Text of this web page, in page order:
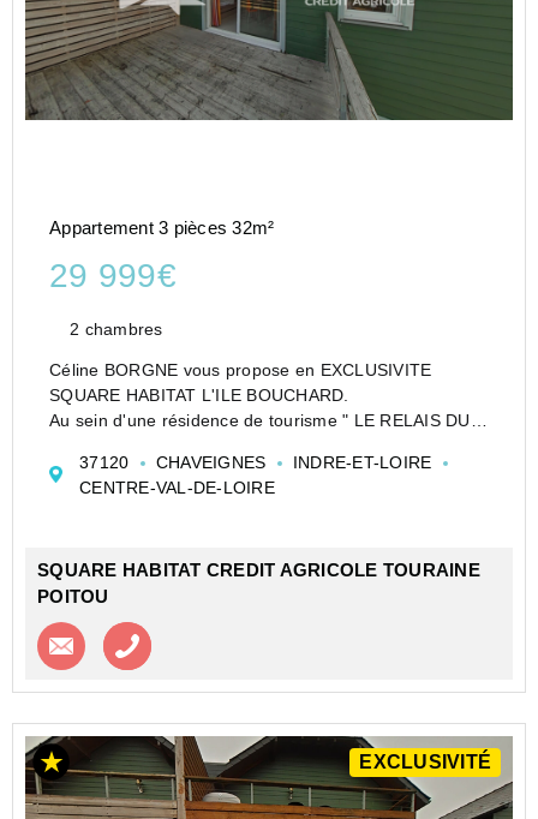
Appartement 3 pièces 32m²
29 999€
2 chambres
Céline BORGNE vous propose en EXCLUSIVITE
SQUARE HABITAT L'ILE BOUCHARD.
Au sein d'une résidence de tourisme " LE RELAIS DU
pièces, meublé, d'une surface de 37m² + terrasse de
15m² donnant...
37120 CHAVEIGNES
INDRE-ET-LOIRE
CENTRE-VAL-DE-LOIRE
SQUARE HABITAT CREDIT AGRICOLE TOURAINE
POITOU
Contacter l'agence
EXCLUSIVITÉ